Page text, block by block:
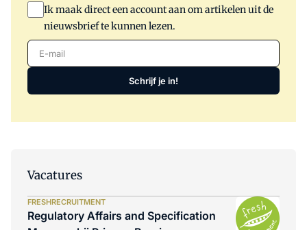
Ik maak direct een account aan om artikelen uit de
nieuwsbrief te kunnen lezen.
E-mail
Schrijf je in!
Vacatures
FRESHRECRUITMENT
Regulatory Affairs and Specification